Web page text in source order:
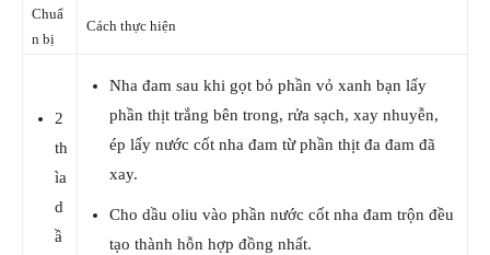
Chuẩ
n bị
Cách thực hiện
2
th
ìa
d
ầ
Nha đam sau khi gọt bỏ phần vỏ xanh bạn lấy
phần thịt trắng bên trong, rửa sạch, xay nhuyễn,
ép lấy nước cốt nha đam từ phần thịt đa đam đã
xay.
Cho dầu oliu vào phần nước cốt nha đam trộn đều
tạo thành hỗn hợp đồng nhất.